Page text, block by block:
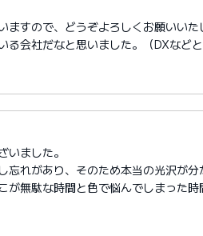
すので、どうぞよろしくお願いいた
会社だなと思いました。（DXなどと
ました。
れがあり、そのため本当の光沢が
無駄な時間と色で悩んでしまった